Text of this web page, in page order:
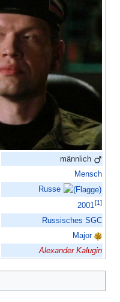
männlich
Mensch
Russe
2001[1]
Russisches SGC
Major
Alexander Kalugin